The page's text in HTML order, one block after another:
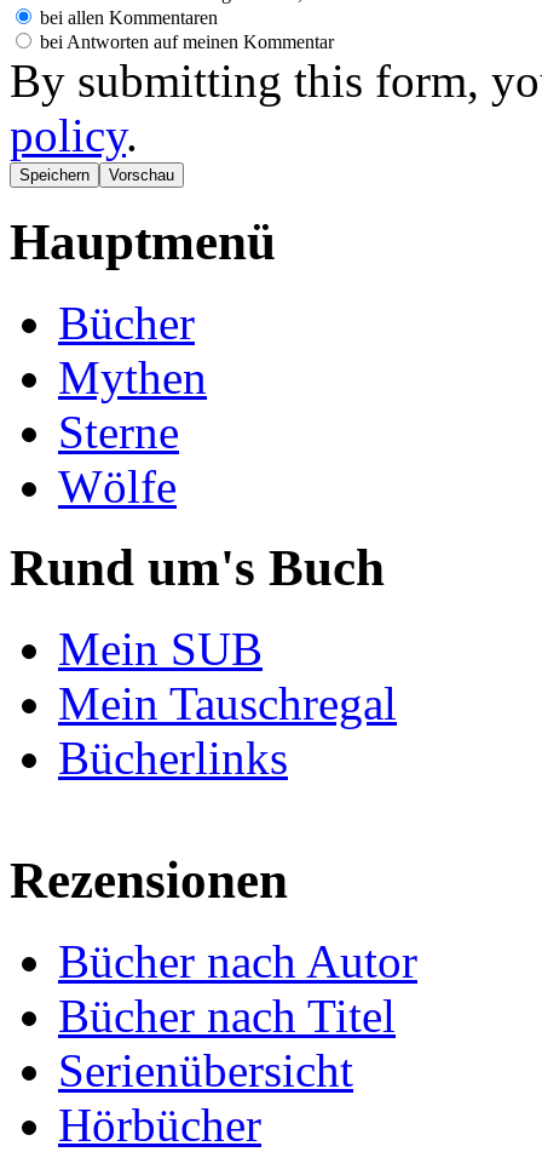
bei allen Kommentaren
bei Antworten auf meinen Kommentar
By submitting this form,
policy.
Hauptmenü
Bücher
Mythen
Sterne
Wölfe
Rund um's Buch
Mein SUB
Mein Tauschregal
Bücherlinks
Rezensionen
Bücher nach Autor
Bücher nach Titel
Serienübersicht
Hörbücher